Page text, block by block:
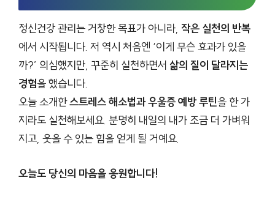
정신건강 관리는 거창한 목표가 아니라, 작은 실천의 반복
에서 시작됩니다. 저 역시 처음엔 ‘이게 무슨 효과가 있을
까?’ 의심했지만, 꾸준히 실천하면서 삶의 질이 달라지는
경험을 했습니다.
오늘 소개한스트레스 해소법과 우울증 예방 루틴을 한 가
지라도 실천해보세요. 분명히 내일의 내가 조금 더 가벼워
지고, 웃을 수 있는 힘을 얻게 될 거예요.
오늘도 당신의 마음을 응원합니다!